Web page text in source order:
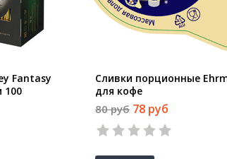
Fantasy
100
Сливки порционные
для кофе
ультрапастеризованные
10гx10шт/уп
80 руб 78 руб